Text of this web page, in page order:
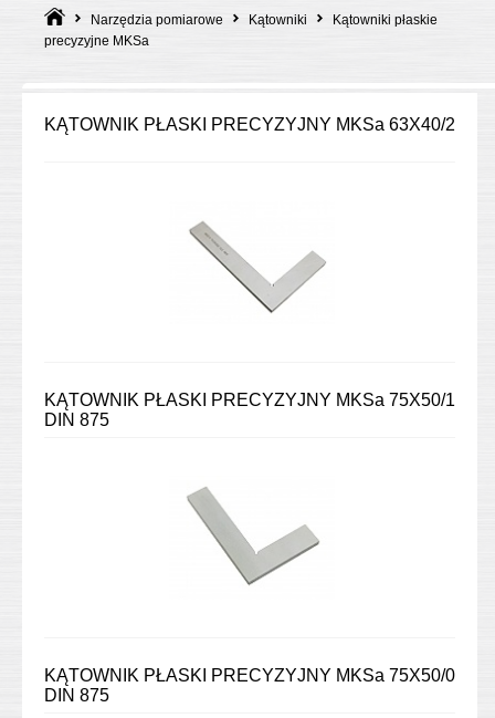
Narzędzia pomiarowe Kątowniki
Kątowniki płaskie
precyzyjne MKSa
KĄTOWNIK PŁASKI PRECYZYJNY MKSa 63X40/2
KĄTOWNIK PŁASKI PRECYZYJNY MKSa 75X50/1
DIN 875
KĄTOWNIK PŁASKI PRECYZYJNY MKSa 75X50/0
DIN 875